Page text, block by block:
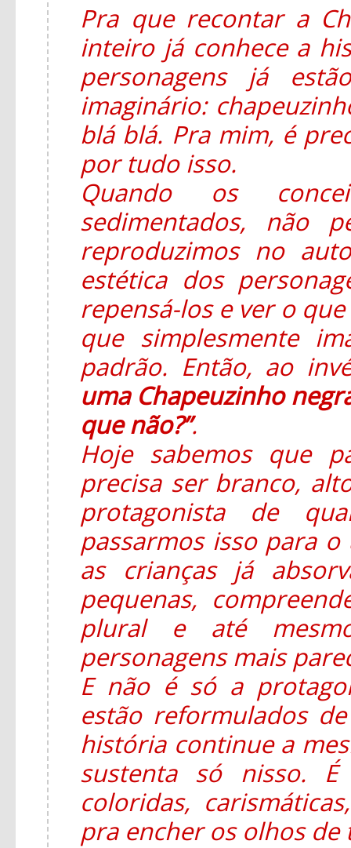
Pra que recontar a
inteiro já conhece a
personagens já
imaginário:
blá blá. Pra mim, é
por tudo isso.
Quando os
sedimentados, não
reproduzimos no
estética dos
repensá-los e ver o
que simplesmente
padrão. Então, ao
uma Chapeuzinho
que não?”.
Hoje sabemos que
precisa ser branco,
protagonista de
passarmos isso para
as crianças já
pequenas,
plural e até
personagens mais
E não é só a
estão reformulados
história continue a
sustenta só nisso. É
coloridas,
pra encher os olhos